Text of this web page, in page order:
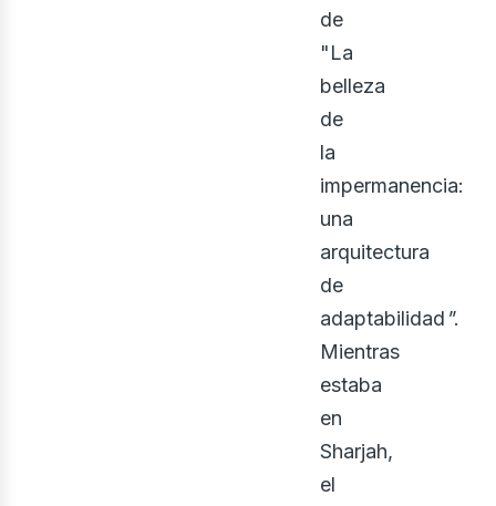
de
"La
belleza
de
la
impermanencia:
una
arquitectura
de
adaptabilidad ".
Mientras
estaba
en
Sharjah,
el